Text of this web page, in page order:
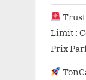
Limit :
Prix